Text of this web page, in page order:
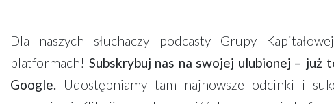
Dla naszych słuchaczy podcasty Grupy
platformach! Subskrybuj nas na swojej ulubionej – już
Google. Udostępniamy tam najnowsze odcinki i